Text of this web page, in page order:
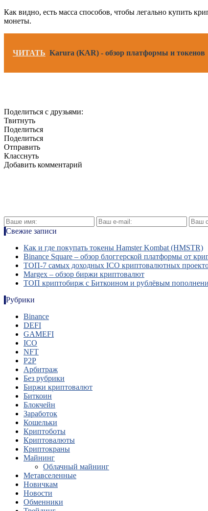
Как видно, есть масса способов, чтобы легально купить
монеты.
ЧИТАТЬ Karura (KAR) - обзор платформы и токенов
Поделиться с друзьями:
Твитнуть
Поделиться
Поделиться
Отправить
Класснуть
Добавить комментарий
Свежие записи
Как и где покупать токены Hamster Kombat (HMSTR)
Binance Square – обзор блоггерской платформы от
ТОП-7 самых доходных ICO криптовалютных
Margex – обзор биржи криптовалют
ТОП криптобирж с Биткоином и рублёвым
Рубрики
Binance
DEFI
GAMEFI
ICO
NFT
P2P
Арбитраж
Без рубрики
Биржи криптовалют
Биткоин
Блокчейн
Заработок
Кошельки
Криптоботы
Криптовалюты
Криптокраны
Майнинг
Облачный майнинг
Метавселенные
Новичкам
Новости
Обменники